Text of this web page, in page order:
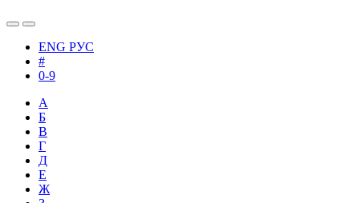
ENG РУС
#
0-9
А
Б
В
Г
Д
Е
Ж